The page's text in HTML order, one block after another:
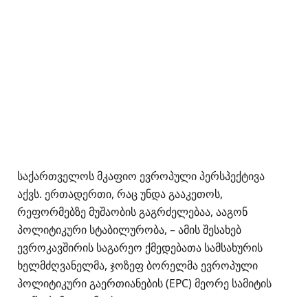
საქართველოს მკაფიო ევროპული პერსპექტივა
აქვს. ერთადერთი, რაც უნდა გააკეთოს,
რეფორმებზე მუშაობის გაგრძელებაა, ააგონ
პოლიტიკური სტაბილურობა, – ამის შესახებ
ევროკავშირის საგარეო ქმედებათა სამსახურის
ხელმძღვანელმა, ჯოზეფ ბორელმა ევროპული
პოლიტიკური გაერთიანების (EPC) მეორე სამიტის